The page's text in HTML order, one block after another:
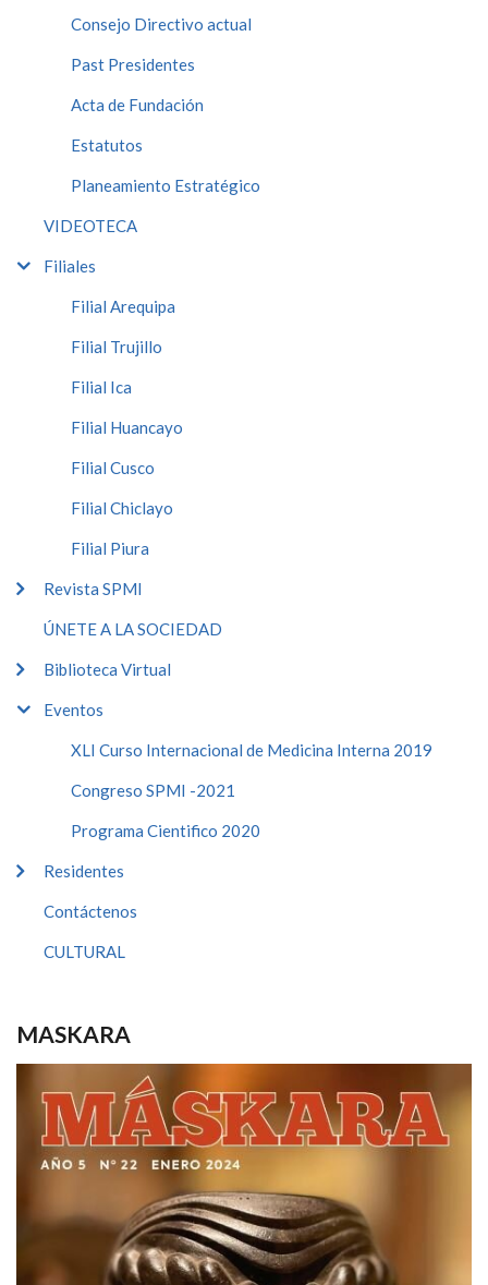
Consejo Directivo actual
Past Presidentes
Acta de Fundación
Estatutos
Planeamiento Estratégico
VIDEOTECA
Filiales
Filial Arequipa
Filial Trujillo
Filial Ica
Filial Huancayo
Filial Cusco
Filial Chiclayo
Filial Piura
Revista SPMI
ÚNETE A LA SOCIEDAD
Biblioteca Virtual
Eventos
XLI Curso Internacional de Medicina Interna 2019
Congreso SPMI -2021
Programa Cientifico 2020
Residentes
Contáctenos
CULTURAL
MASKARA